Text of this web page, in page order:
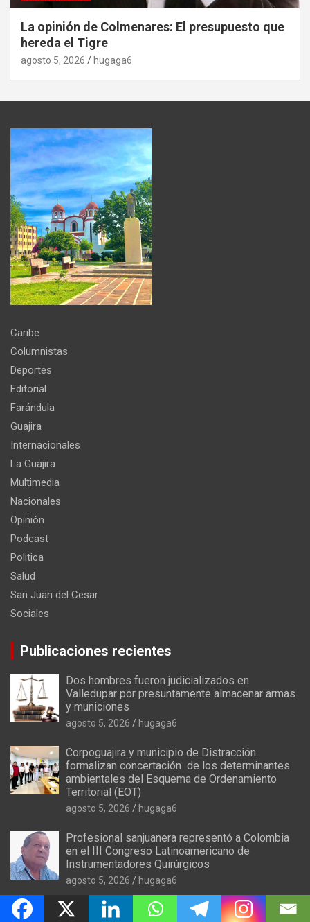
La opinión de Colmenares: El presupuesto que
hereda el Tigre
agosto 5, 2026 hugaga6
Caribe
Columnistas
Deportes
Editorial
Farándula
Guajira
Internacionales
La Guajira
Multimedia
Nacionales
Opinión
Podcast
Politica
Salud
San Juan del Cesar
Sociales
Publicaciones recientes
Dos hombres fueron judicializados en
Valledupar por presuntamente almacenar armas
y municiones
agosto 5, 2026 hugaga6
Corpoguajira y municipio de Distracción
formalizan concertación de los determinantes
ambientales del Esquema de Ordenamiento
Territorial (EOT)
agosto 5, 2026 hugaga6
Profesional sanjuanera representó a Colombia
en el III Congreso Latinoamericano de
Instrumentadores Quirúrgicos
agosto 5, 2026 hugaga6
La opinión de Colmenares: El presupuesto que